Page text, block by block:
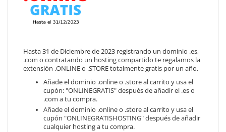
Hasta 31 de Diciembre de 2023 registrando un dominio .es,
.com o contratando un hosting compartido te regalamos la
extensión .ONLINE o .STORE totalmente gratis por un año.
Añade el dominio .online o .store al carrito y usa el
cupón: "ONLINEGRATIS" después de añadir el .es o
.com a tu compra.
Añade el dominio .online o .store al carrito y usa el
cupón "ONLINEGRATISHOSTING" después de añadir
cualquier hosting a tu compra.